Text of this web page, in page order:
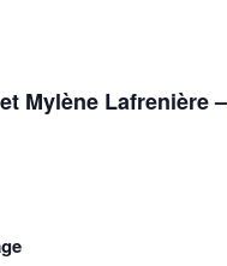
Mylène Lafrenière